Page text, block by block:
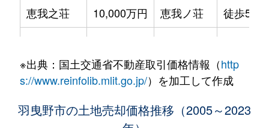
恵我之荘
10,000万円 恵我ノ荘
徒歩5分
恵我之荘
6,800万円 恵我ノ荘
徒歩4分
※出典：国土交通省不動産取引価格情報（http
s://www.reinfolib.mlit.go.jp/）を加工して作成
羽曳野市の土地売却価格推移（2005～2023